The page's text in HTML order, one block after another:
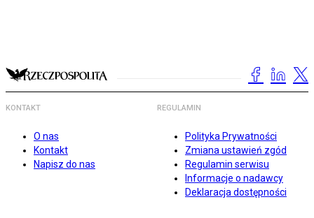
KONTAKT
O nas
Kontakt
Napisz do nas
REGULAMIN
Polityka Prywatności
Zmiana ustawień zgód
Regulamin serwisu
Informacje o nadawcy
Deklaracja dostępności